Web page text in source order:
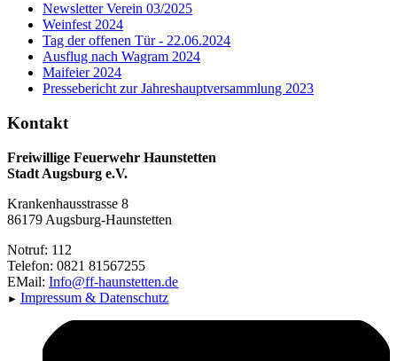
Newsletter Verein 03/2025
Weinfest 2024
Tag der offenen Tür - 22.06.2024
Ausflug nach Wagram 2024
Maifeier 2024
Pressebericht zur Jahreshauptversammlung 2023
Kontakt
Freiwillige Feuerwehr Haunstetten
Stadt Augsburg e.V.
Krankenhausstrasse 8
86179 Augsburg-Haunstetten
Notruf: 112
Telefon: 0821 81567255
EMail: Info@ff-haunstetten.de
► Impressum & Datenschutz